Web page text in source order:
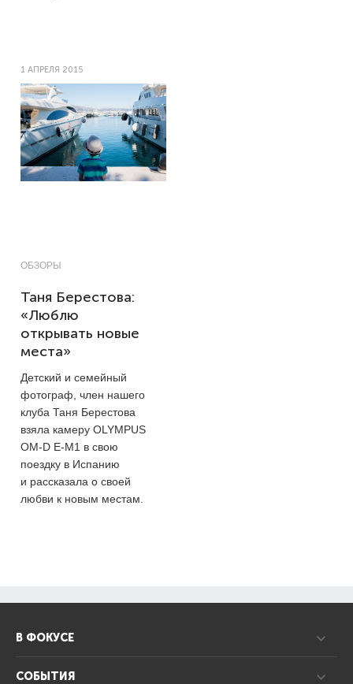
1 АПРЕЛЯ 2015
ОБЗОРЫ
Таня Берестова:
«Люблю
открывать новые
места»
Детский и семейный
фотограф, член нашего
клуба Таня Берестова
взяла камеру OLYMPUS
OM-D E-M1 в свою
поездку в Испанию
и рассказала о своей
любви к новым местам.
В ФОКУСЕ
СОБЫТИЯ